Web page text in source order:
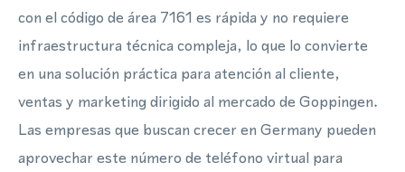
con el código de área 7161 es rápida y no requiere
infraestructura técnica compleja, lo que lo convierte
en una solución práctica para atención al cliente,
ventas y marketing dirigido al mercado de Goppingen.
Las empresas que buscan crecer en Germany pueden
aprovechar este número de teléfono virtual para